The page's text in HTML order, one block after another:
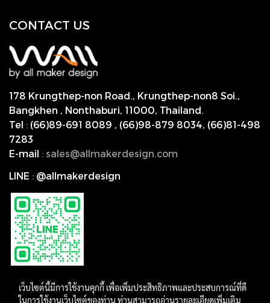
CONTACT US
178 Krungthep-non Road., Krungthep-non8 Soi.,
Bangkhen , Nonthaburi, 11000, Thailand.
Tel : (66)89-691 8089 , (66)98-879 8034, (66)81-498
7283
E-mail : sales@allmakerdesign.com
LINE : @allmakerdesign
เว็บไซต์นี้มีการใช้งานคุกกี้ เพื่อเพิ่มประสิทธิภาพและประสบการณ์ที่ดี
ในการใช้งานเว็บไซต์ของท่าน ท่านสามารถอ่านรายละเอียดเพิ่มเติม